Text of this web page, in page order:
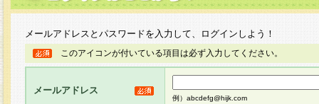
メールアドレスとパスワードを入力して、ログインしよう！
このアイコンが付いている項目は必ず入力してください。
メールアドレス
例）abcdefg@hijk.com